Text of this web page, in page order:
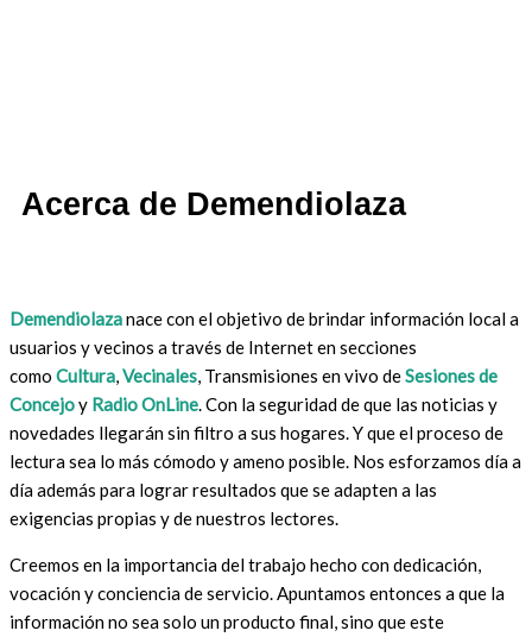
Acerca de Demendiolaza
Demendiolazanace con el objetivo de brindar información local a
usuarios y vecinos a través de Internet en secciones
como Cultura,Vecinales, Transmisiones en vivo deSesiones de
Concejoy Radio OnLine. Con la seguridad de que las noticias y
novedades llegarán sin filtro a sus hogares. Y que el proceso de
lectura sea lo más cómodo y ameno posible. Nos esforzamos día a
día además para lograr resultados que se adapten a las
exigencias propias y de nuestros lectores.
Creemos en la importancia del trabajo hecho con dedicación,
vocación y conciencia de servicio. Apuntamos entonces a que la
información no sea solo un producto final, sino que este